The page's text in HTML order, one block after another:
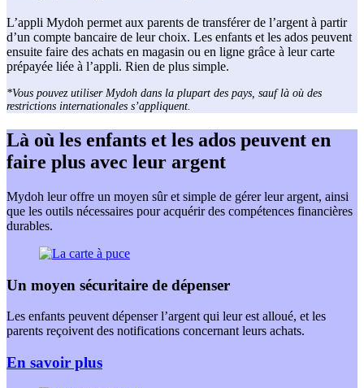
L’appli Mydoh permet aux parents de transférer de l’argent à partir
d’un compte bancaire de leur choix. Les enfants et les ados peuvent
ensuite faire des achats en magasin ou en ligne grâce à leur carte
prépayée liée à l’appli. Rien de plus simple.
*Vous pouvez utiliser Mydoh dans la plupart des pays, sauf là où des
restrictions internationales s’appliquent.
Là où les enfants et les ados peuvent en
faire plus avec leur argent
Mydoh leur offre un moyen sûr et simple de gérer leur argent, ainsi
que les outils nécessaires pour acquérir des compétences financières
durables.
Un moyen sécuritaire de dépenser
Les enfants peuvent dépenser l’argent qui leur est alloué, et les
parents reçoivent des notifications concernant leurs achats.
En savoir plus